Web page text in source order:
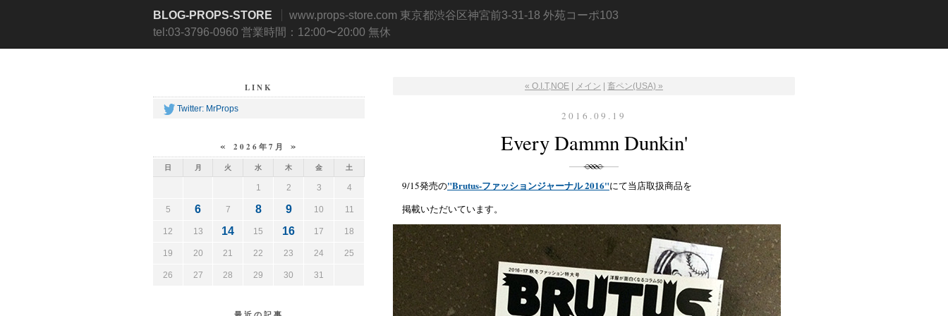
BLOG-PROPS-STORE
www.props-store.com 東京都渋谷区神宮前3-31-18 外苑コーポ103
tel:03-3796-0960 営業時間：12:00〜20:00 無休
LINK
Twitter: MrProps
« 2026年7月 »
日 月 火 水 木 金 土
1 2 3 4
5 6 7 8 9 10 11
12 13 14 15 16 17 18
19 20 21 22 23 24 25
26 27 28 29 30 31
« O.I.T,NOE メイン 畜ペン(USA) »
2016.09.19
Every Dammn Dunkin'
9/15発売の"Brutus-ファッションジャーナル 2016"にて当店取扱商品を
掲載いただいています。